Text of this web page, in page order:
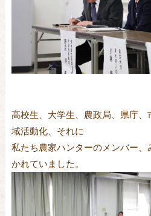
高校生、大学生、農政局、県庁
域活動化、それに
私たち農家ハンターのメンバー
かれていました。